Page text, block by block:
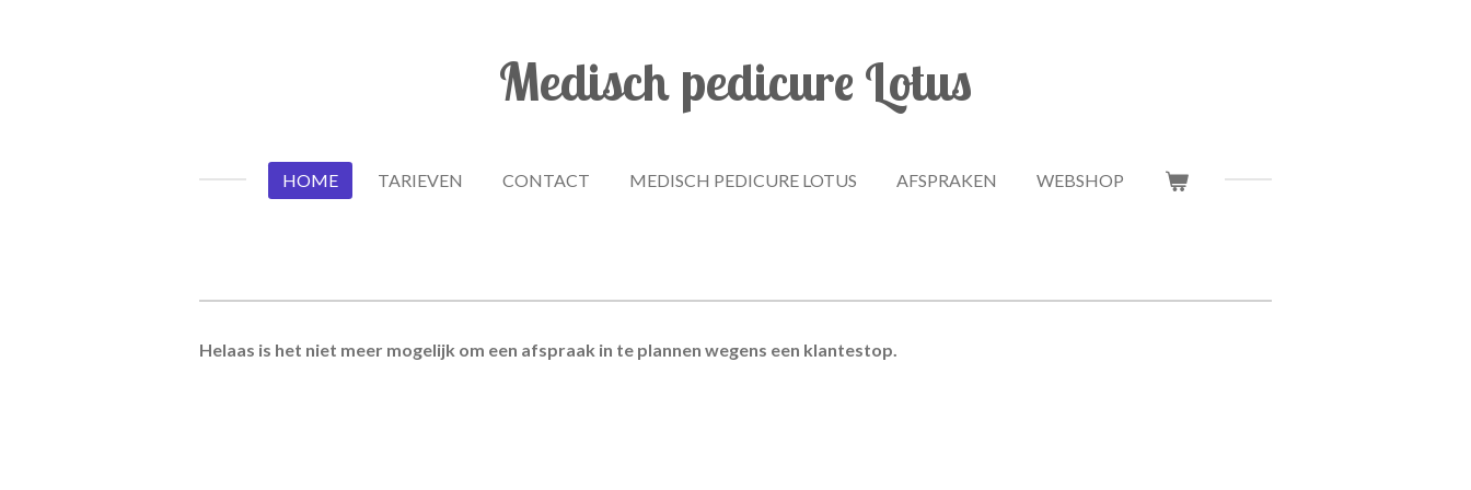
Medisch pedicure Lotus
HOME TARIEVEN CONTACT MEDISCH PEDICURE LOTUS AFSPRAKEN WEBSHOP
Helaas is het niet meer mogelijk om een afspraak in te plannen wegens een klantestop.